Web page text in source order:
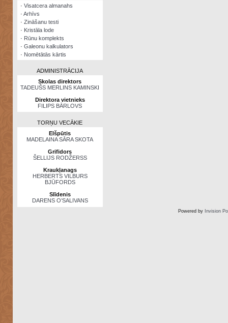
· Visatcera almanahs
· Arhīvs
· Zināšanu testi
· Kristāla lode
· Rūnu komplekts
· Galeonu kalkulators
· Nomētātās kārtis
ADMINISTRĀCIJA
Skolas direktors
TADEUŠS MERLINS KAMINSKI
Direktora vietnieks
FILIPS BĀRLOVS
TORŅU VECĀKIE
Elšpūtis
MADELAINA SĀRA SKOTA
Grifidors
ŠELLIJS RODŽERSS
Kraukļanags
HERBERTS VILBURS
BJŪFORDS
Slīdenis
DARENS O’SALIVANS
Powered by Invision